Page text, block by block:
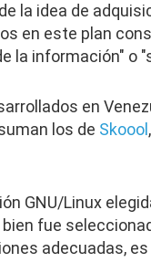
la idea de
en este plan
la información" o
en
los de Skoool
GNU/Linux
fue
adecuadas,